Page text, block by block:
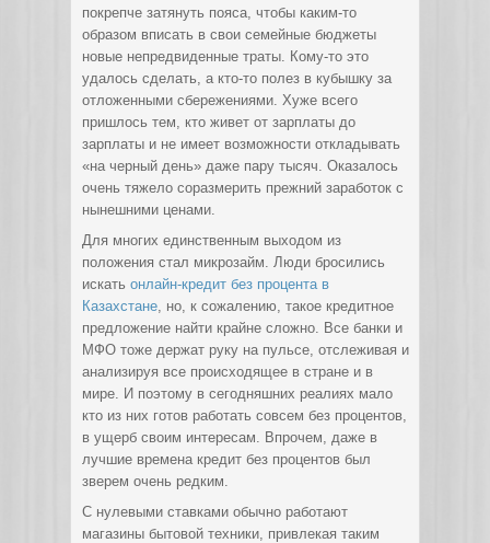
покрепче затянуть пояса, чтобы каким-то
образом вписать в свои семейные бюджеты
новые непредвиденные траты. Кому-то это
удалось сделать, а кто-то полез в кубышку за
отложенными сбережениями. Хуже всего
пришлось тем, кто живет от зарплаты до
зарплаты и не имеет возможности откладывать
«на черный день» даже пару тысяч. Оказалось
очень тяжело соразмерить прежний заработок с
нынешними ценами.
Для многих единственным выходом из
положения стал микрозайм. Люди бросились
искать онлайн-кредит без процента в
Казахстане, но, к сожалению, такое кредитное
предложение найти крайне сложно. Все банки и
МФО тоже держат руку на пульсе, отслеживая и
анализируя все происходящее в стране и в
мире. И поэтому в сегодняшних реалиях мало
кто из них готов работать совсем без процентов,
в ущерб своим интересам. Впрочем, даже в
лучшие времена кредит без процентов был
зверем очень редким.
С нулевыми ставками обычно работают
магазины бытовой техники, привлекая таким